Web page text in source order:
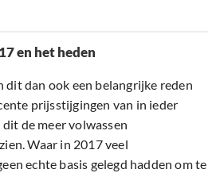
en het heden
dit dan ook een belangrijke reden
prijsstijgingen van in ieder
de meer volwassen
Waar in 2017 veel
echte basis gelegd hadden om te